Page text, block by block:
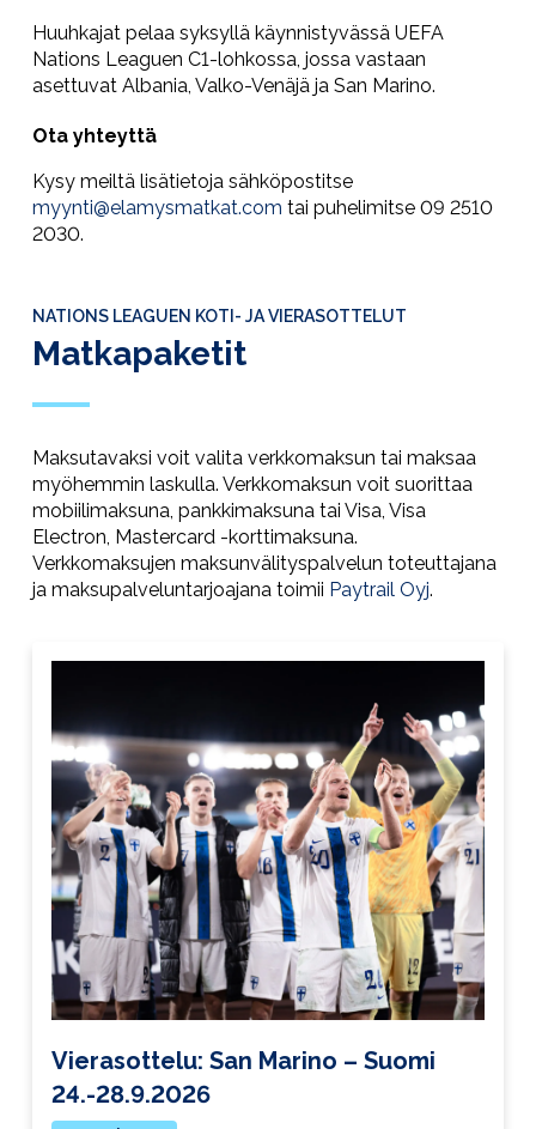
Huuhkajat pelaa syksyllä käynnistyvässä UEFA
Nations Leaguen C1-lohkossa, jossa vastaan
asettuvat Albania, Valko-Venäjä ja San Marino.
Ota yhteyttä
Kysy meiltä lisätietoja sähköpostitse
myynti@elamysmatkat.com tai puhelimitse 09 2510
2030.
NATIONS LEAGUEN KOTI- JA VIERASOTTELUT
Matkapaketit
Maksutavaksi voit valita verkkomaksun tai maksaa
myöhemmin laskulla. Verkkomaksun voit suorittaa
mobiilimaksuna, pankkimaksuna tai Visa, Visa
Electron, Mastercard -korttimaksuna.
Verkkomaksujen maksunvälityspalvelun toteuttajana
ja maksupalveluntarjoajana toimii Paytrail Oyj.
Vierasottelu: San Marino – Suomi
24.-28.9.2026